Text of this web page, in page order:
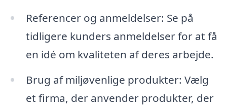
Referencer og anmeldelser: Se på
tidligere kunders anmeldelser for at få
en idé om kvaliteten af deres arbejde.
Brug af miljøvenlige produkter: Vælg
et firma, der anvender produkter, der